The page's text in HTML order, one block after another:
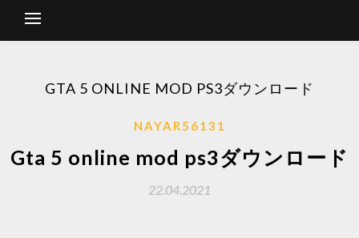
GTA 5 ONLINE MOD PS3ダウンロード
NAYAR56131
Gta 5 online mod ps3ダウンロード
22.04.2021